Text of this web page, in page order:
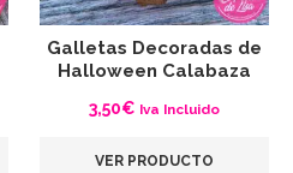
Galletas Decoradas de
Halloween Calabaza
3,50€ Iva Incluido
VER PRODUCTO